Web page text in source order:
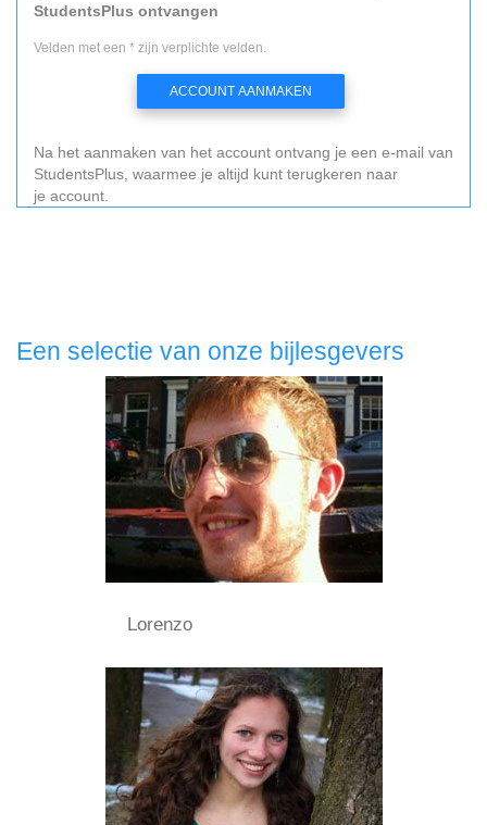
StudentsPlus ontvangen
Velden met een * zijn verplichte velden.
ACCOUNT AANMAKEN
Na het aanmaken van het account ontvang je een e-mail van
StudentsPlus, waarmee je altijd kunt terugkeren naar
je account.
Een selectie van onze bijlesgevers
Lorenzo